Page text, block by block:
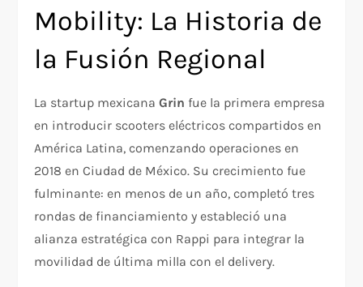
Mobility: La Historia de
la Fusión Regional
La startup mexicanaGrin fue la primera empresa
en introducir scooters eléctricos compartidos en
América Latina, comenzando operaciones en
2018 en Ciudad de México. Su crecimiento fue
fulminante: en menos de un año, completó tres
rondas de financiamiento y estableció una
alianza estratégica con Rappi para integrar la
movilidad de última milla con el delivery.